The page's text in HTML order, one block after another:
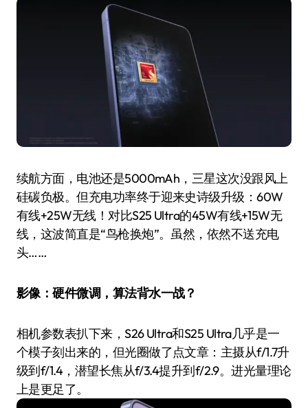
续航方面，电池还是5000mAh，三星这次没跟风上
硅碳负极。但充电功率终于迎来史诗级升级：60W
有线+25W无线！对比S25 Ultra的45W有线+15W无
线，这波简直是“鸟枪换炮”。虽然，依然不送充电
头……
影像：硬件微调，算法背水一战？
相机参数表扒下来，S26 Ultra和S25 Ultra几乎是一
个模子刻出来的，但光圈做了点文章：主摄从f/1.7升
级到f/1.4，潜望长焦从f/3.4提升到f/2.9。进光量理论
上是更足了。